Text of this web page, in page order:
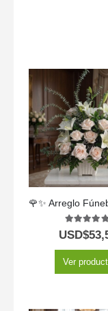
5.00 out
USD$
Ver